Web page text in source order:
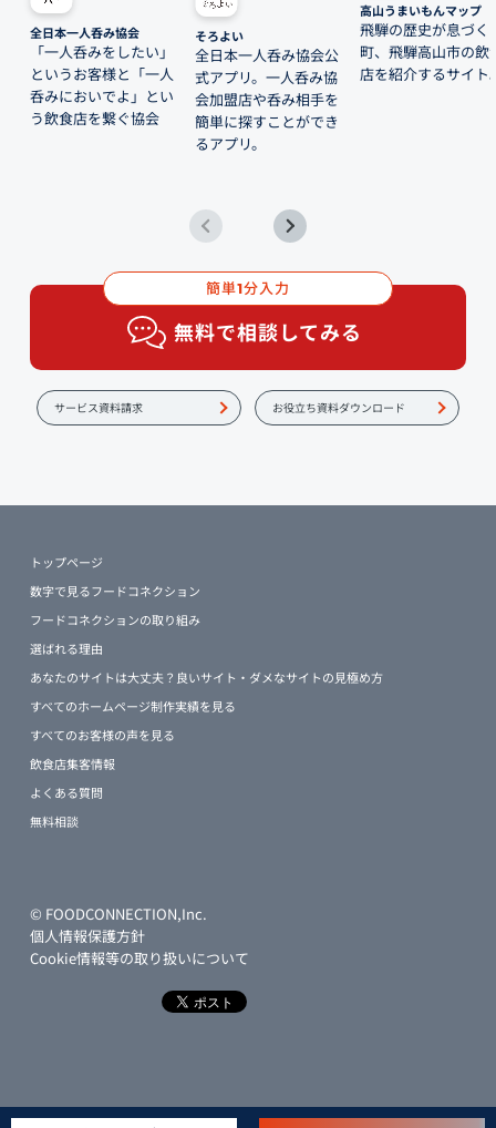
全日本一人呑み協会
「一人呑みをしたい」
というお客様と「一人
呑みにおいでよ」とい
う飲食店を繋ぐ協会
そろよい
全日本一人呑み協会公
式アプリ。一人呑み協
会加盟店や呑み相手を
簡単に探すことができ
るアプリ。
高山うまいもんマップ
飛騨の歴史が息づく
町、飛騨高山市の飲
店を紹介するサイト
簡単1分入力
無料で相談してみる
サービス資料請求 お役立ち資料ダウンロード
トップページ
数字で見るフードコネクション
フードコネクションの取り組み
選ばれる理由
あなたのサイトは大丈夫？良いサイト・ダメなサイトの見極め方
すべてのホームページ制作実績を見る
すべてのお客様の声を見る
飲食店集客情報
よくある質問
無料相談
© FOODCONNECTION,Inc.
個人情報保護方針
Cookie情報等の取り扱いについて